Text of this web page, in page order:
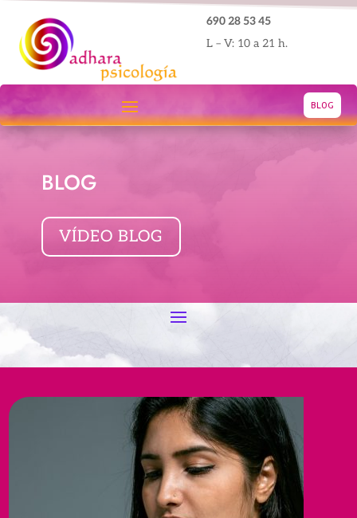
690 28 53 45
L – V: 10 a 21 h.
BLOG
BLOG
VÍDEO BLOG